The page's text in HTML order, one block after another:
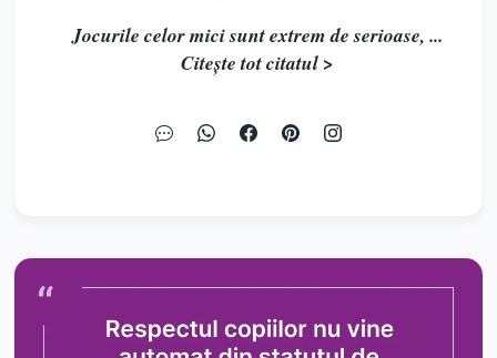
Jocurile celor mici sunt extrem de serioase, ...
Citește tot citatul >